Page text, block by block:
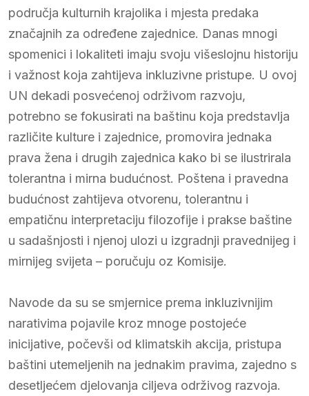
područja kulturnih krajolika i mjesta predaka
značajnih za određene zajednice. Danas mnogi
spomenici i lokaliteti imaju svoju višeslojnu historiju
i važnost koja zahtijeva inkluzivne pristupe. U ovoj
UN dekadi posvećenoj održivom razvoju,
potrebno se fokusirati na baštinu koja predstavlja
različite kulture i zajednice, promovira jednaka
prava žena i drugih zajednica kako bi se ilustrirala
tolerantna i mirna budućnost. Poštena i pravedna
budućnost zahtijeva otvorenu, tolerantnu i
empatičnu interpretaciju filozofije i prakse baštine
u sadašnjosti i njenoj ulozi u izgradnji pravednijeg i
mirnijeg svijeta – poručuju oz Komisije.
Navode da su se smjernice prema inkluzivnijim
narativima pojavile kroz mnoge postojeće
inicijative, počevši od klimatskih akcija, pristupa
baštini utemeljenih na jednakim pravima, zajedno s
desetljećem djelovanja ciljeva održivog razvoja.